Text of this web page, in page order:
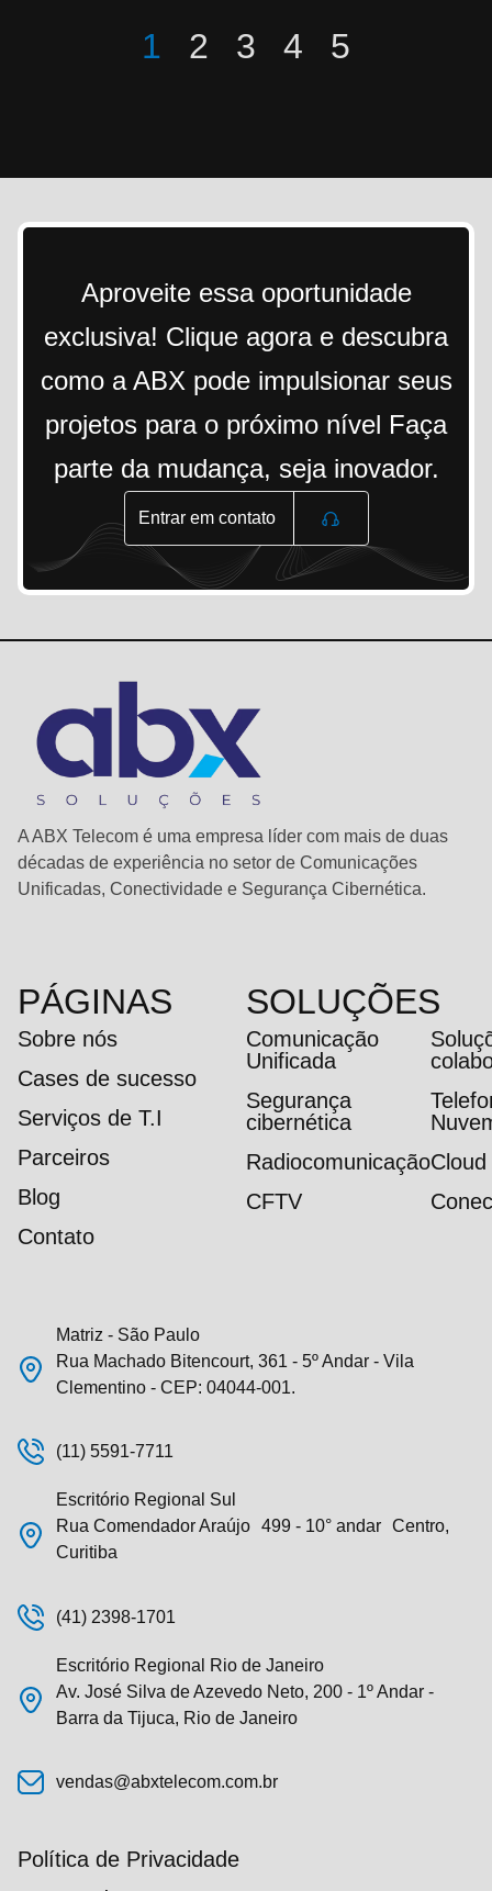
1 2 3 4 5
Aproveite essa oportunidade
exclusiva! Clique agora e descubra
como a ABX pode impulsionar seus
projetos para o próximo nível Faça
parte da mudança, seja inovador.
Entrar em contato
A ABX Telecom é uma empresa líder com mais de duas
décadas de experiência no setor de Comunicações
Unificadas, Conectividade e Segurança Cibernética.
PÁGINAS
Sobre nós
Cases de sucesso
Serviços de T.I
Parceiros
Blog
Contato
SOLUÇÕES
Comunicação
Unificada
Segurança
cibernética
RadiocomunicaçãoCloud
CFTV
Matriz - São Paulo
Rua Machado Bitencourt, 361 - 5º Andar - Vila
Clementino - CEP: 04044-001.
(11) 5591-7711
Escritório Regional Sul
Rua Comendador Araújo 499 - 10° andar Centro,
Curitiba
(41) 2398-1701
Escritório Regional Rio de Janeiro
Av. José Silva de Azevedo Neto, 200 - 1º Andar -
Barra da Tijuca, Rio de Janeiro
vendas@abxtelecom.com.br
Política de Privacidade